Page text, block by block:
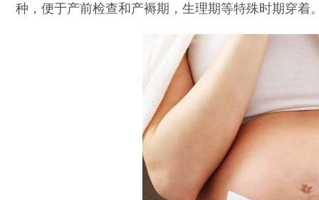
种，便于产前检查和产褥期，生理期等特殊时期穿着